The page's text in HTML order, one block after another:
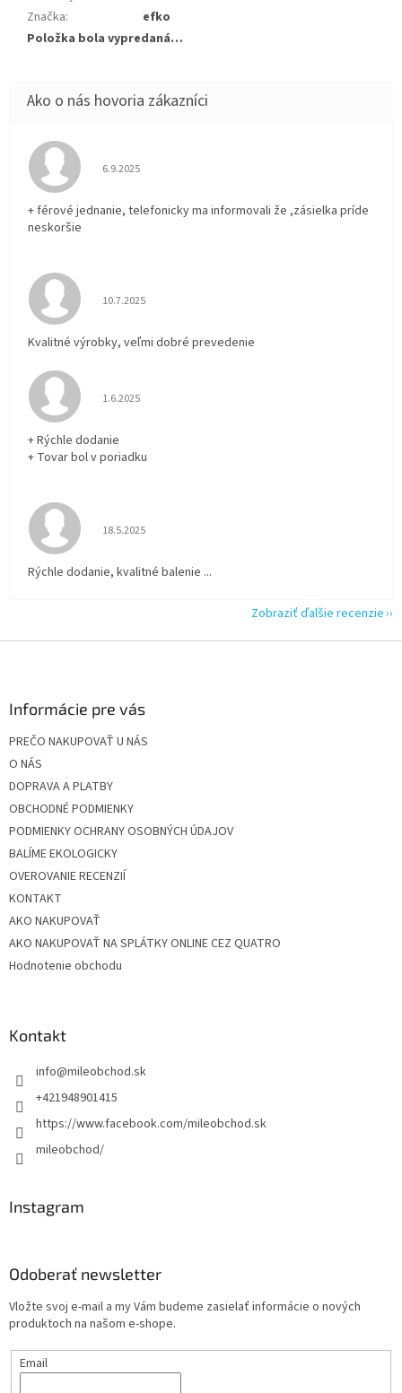
Značka:
efko
Položka bola vypredaná…
Hodnotenie obchodu je 5 z 5 hviezdičiek.
6.9.2025
+ férové jednanie, telefonicky ma informovali že ,zásielka príde
neskoršie
Hodnotenie obchodu je 5 z 5 hviezdičiek.
10.7.2025
Kvalitné výrobky, veľmi dobré prevedenie
Hodnotenie obchodu je 5 z 5 hviezdičiek.
1.6.2025
+ Rýchle dodanie
+ Tovar bol v poriadku
Hodnotenie obchodu je 5 z 5 hviezdičiek.
18.5.2025
Rýchle dodanie, kvalitné balenie ...
Zobraziť ďalšie recenzie
Informácie pre vás
PREČO NAKUPOVAŤ U NÁS
O NÁS
DOPRAVA A PLATBY
OBCHODNÉ PODMIENKY
PODMIENKY OCHRANY OSOBNÝCH ÚDAJOV
BALÍME EKOLOGICKY
OVEROVANIE RECENZIÍ
KONTAKT
AKO NAKUPOVAŤ
AKO NAKUPOVAŤ NA SPLÁTKY ONLINE CEZ QUATRO
Hodnotenie obchodu
Kontakt
info@mileobchod.sk
+421948901415
https://www.facebook.com/mileobchod.sk
mileobchod/
Instagram
Odoberať newsletter
Vložte svoj e-mail a my Vám budeme zasielať informácie o nových
produktoch na našom e-shope.
Email